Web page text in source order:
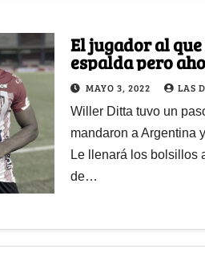
El jugador al
espalda pero
MAYO 3, 2022 LAS
Willer Ditta tuvo un
mandaron a Argentina
Le llenará los bolsillos
de…